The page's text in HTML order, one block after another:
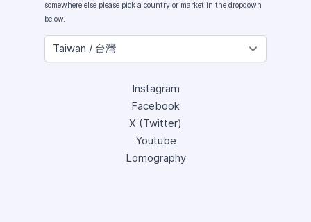
somewhere else please pick a country or market in the dropdown
below.
Instagram
Facebook
X (Twitter)
Youtube
Lomography